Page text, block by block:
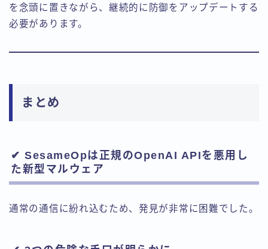
を念頭に置きながら、継続的に防御をアップデートする
必要があります。
まとめ
✔ SesameOpは正規のOpenAI APIを悪用し
た新型マルウェア
通常の通信に紛れ込むため、発見が非常に困難でした。